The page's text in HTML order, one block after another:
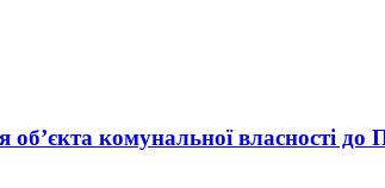
комунальної власності до